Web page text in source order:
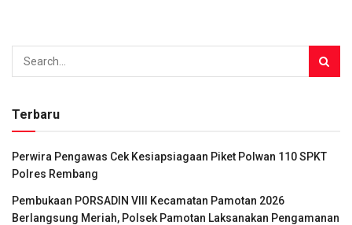
Terbaru
Perwira Pengawas Cek Kesiapsiagaan Piket Polwan 110 SPKT
Polres Rembang
Pembukaan PORSADIN VIII Kecamatan Pamotan 2026
Berlangsung Meriah, Polsek Pamotan Laksanakan Pengamanan